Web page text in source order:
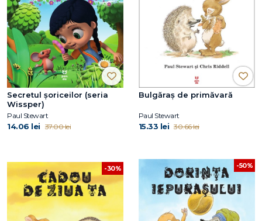
Secretul șoriceilor (seria
Wissper)
Paul Stewart
14.06 lei 37.00 lei
Bulgăraș de primăvară
Paul Stewart
15.33 lei 30.66 lei
-30% -50%